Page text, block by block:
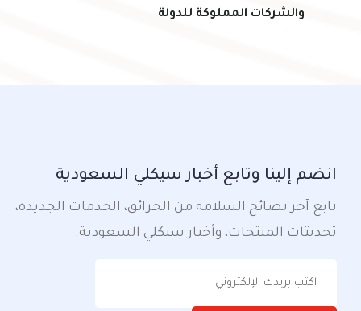
والشركات المملوكة للدولة
انضم إلينا وتابع أخبار سيكلي السعودية
تابع آخر نصائح السلامة من الحرائق، الخدمات الجديدة،
تحديثات المنتجات، وأخبار سيكلي السعودية.